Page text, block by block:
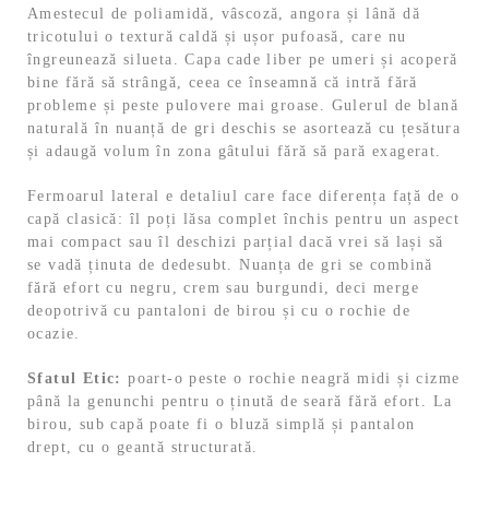
Amestecul de poliamidă, vâscoză, angora și lână dă
tricotului o textură caldă și ușor pufoasă, care nu
îngreunează silueta. Capa cade liber pe umeri și acoperă
bine fără să strângă, ceea ce înseamnă că intră fără
probleme și peste pulovere mai groase. Gulerul de blană
naturală în nuanță de gri deschis se asortează cu țesătura
și adaugă volum în zona gâtului fără să pară exagerat.
Fermoarul lateral e detaliul care face diferența față de o
capă clasică: îl poți lăsa complet închis pentru un aspect
mai compact sau îl deschizi parțial dacă vrei să lași să
se vadă ținuta de dedesubt. Nuanța de gri se combină
fără efort cu negru, crem sau burgundi, deci merge
deopotrivă cu pantaloni de birou și cu o rochie de
ocazie.
Sfatul Etic: poart-o peste o rochie neagră midi și cizme
până la genunchi pentru o ținută de seară fără efort. La
birou, sub capă poate fi o bluză simplă și pantalon
drept, cu o geantă structurată.